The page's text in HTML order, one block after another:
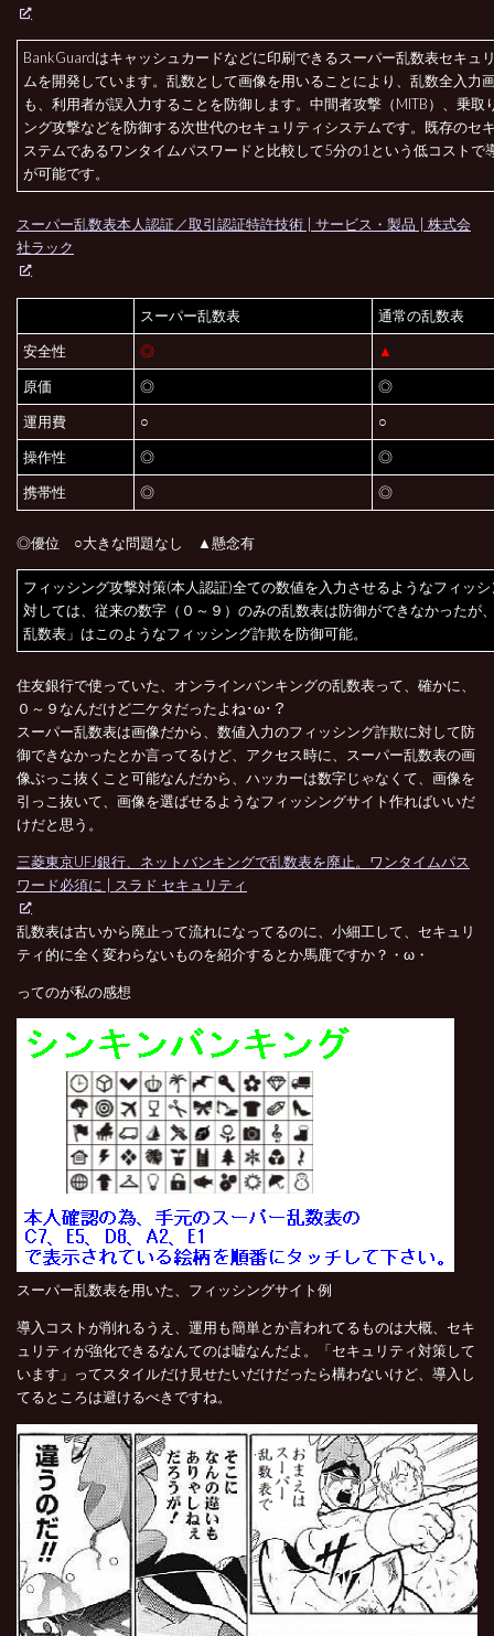
BankGuardはキャッシュカードなどに印刷できるスーパー乱数表セキュ
ムを開発しています。乱数として画像を用いることにより、乱数全入力
も、利用者が誤入力することを防御します。中間者攻撃（MITB）、乗取
ング攻撃などを防御する次世代のセキュリティシステムです。既存のセ
ステムであるワンタイムパスワードと比較して5分の1という低コストで
が可能です。
スーパー乱数表本人認証／取引認証特許技術 | サービス・製品 | 株式会
社ラック
スーパー乱数表
通常の乱数表
安全性
◎
▲
原価
◎
◎
運用費
○
○
操作性
◎
◎
携帯性
◎ ◎
◎優位 ○大きな問題なし ▲懸念有
フィッシング攻撃対策(本人認証)全ての数値を入力させるようなフィッ
対しては、従来の数字（０～９）のみの乱数表は防御ができなかったが
乱数表」はこのようなフィッシング詐欺を防御可能。
住友銀行で使っていた、オンラインバンキングの乱数表って、確かに、
０～９なんだけど二ケタだったよね･ω･？
スーパー乱数表は画像だから、数値入力のフィッシング詐欺に対して防
御できなかったとか言ってるけど、アクセス時に、スーパー乱数表の画
像ぶっこ抜くこと可能なんだから、ハッカーは数字じゃなくて、画像を
引っこ抜いて、画像を選ばせるようなフィッシングサイト作ればいいだ
けだと思う。
三菱東京UFJ銀行、ネットバンキングで乱数表を廃止。ワンタイムパス
ワード必須に | スラド セキュリティ
乱数表は古いから廃止って流れになってるのに、小細工して、セキュリ
ティ的に全く変わらないものを紹介するとか馬鹿ですか？・ω・
ってのが私の感想
スーパー乱数表を用いた、フィッシングサイト例
導入コストが削れるうえ、運用も簡単とか言われてるものは大概、セキ
ュリティが強化できるなんてのは嘘なんだよ。「セキュリティ対策して
います」ってスタイルだけ見せたいだけだったら構わないけど、導入し
てるところは避けるべきですね。